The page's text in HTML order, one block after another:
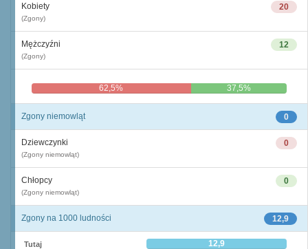
20
Kobiety
(Zgony)
12
Mężczyźni
(Zgony)
62,5% 37,5%
0
Zgony niemowląt
0
Dziewczynki
(Zgony niemowląt)
0
Chłopcy
(Zgony niemowląt)
12,9
Zgony na 1000 ludności
Tutaj 12,9